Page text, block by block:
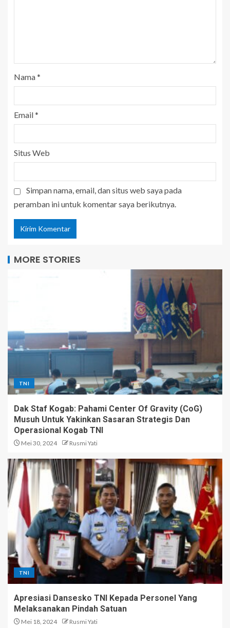
Nama*
Email*
Situs Web
Simpan nama, email, dan situs web saya pada
peramban ini untuk komentar saya berikutnya.
MORE STORIES
TNI
Dak Staf Kogab: Pahami Center Of Gravity (CoG)
Musuh Untuk Yakinkan Sasaran Strategis Dan
Operasional Kogab TNI
Mei 30, 2024 Rusmi Yati
TNI
Apresiasi Dansesko TNI Kepada Personel Yang
Melaksanakan Pindah Satuan
Mei 18, 2024 Rusmi Yati